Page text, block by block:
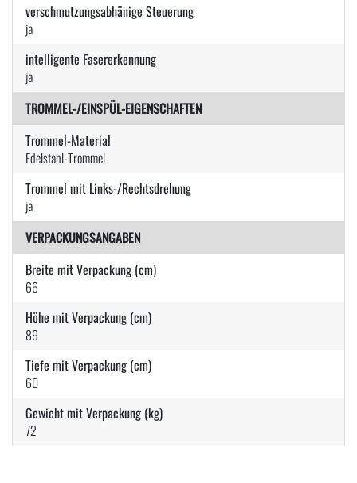
verschmutzungsabhänige Steuerung
ja
intelligente Fasererkennung
ja
TROMMEL-/EINSPÜL-EIGENSCHAFTEN
Trommel-Material
Edelstahl-Trommel
Trommel mit Links-/Rechtsdrehung
ja
VERPACKUNGSANGABEN
Breite mit Verpackung (cm)
66
Höhe mit Verpackung (cm)
89
Tiefe mit Verpackung (cm)
60
Gewicht mit Verpackung (kg)
72